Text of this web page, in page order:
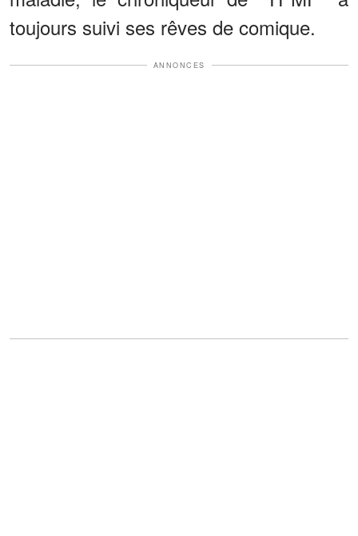
toujours suivi ses rêves de comique.
ANNONCES